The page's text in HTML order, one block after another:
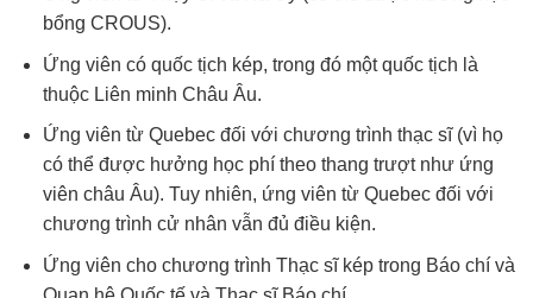
bổng CROUS).
Ứng viên có quốc tịch kép, trong đó một quốc tịch là
thuộc Liên minh Châu Âu.
Ứng viên từ Quebec đối với chương trình thạc sĩ (vì họ
có thể được hưởng học phí theo thang trượt như ứng
viên châu Âu). Tuy nhiên, ứng viên từ Quebec đối với
chương trình cử nhân vẫn đủ điều kiện.
Ứng viên cho chương trình Thạc sĩ kép trong Báo chí và